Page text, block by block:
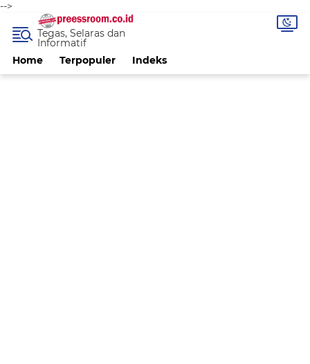
-->
Home Terpopuler Indeks
Tegas, Selaras dan
Informatif